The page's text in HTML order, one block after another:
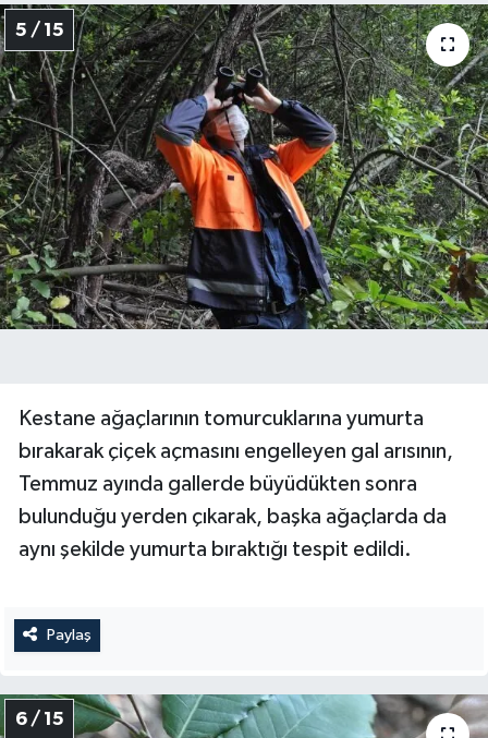
5 / 15
Kestane ağaçlarının tomurcuklarına yumurta
bırakarak çiçek açmasını engelleyen gal arısının,
Temmuz ayında gallerde büyüdükten sonra
bulunduğu yerden çıkarak, başka ağaçlarda da
aynı şekilde yumurta bıraktığı tespit edildi.
Paylaş
6 / 15